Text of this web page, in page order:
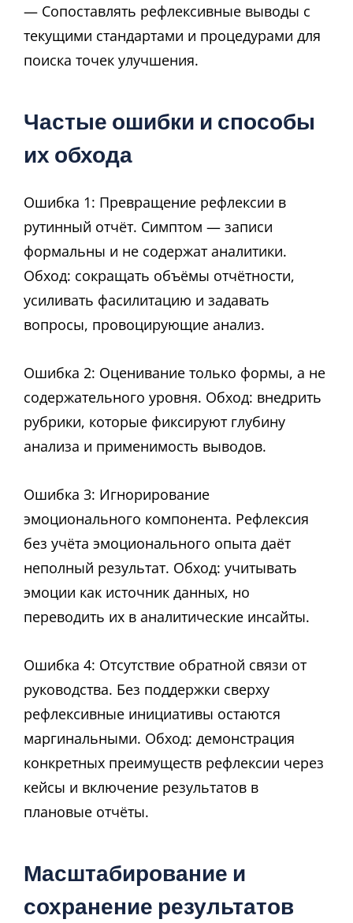
— Сопоставлять рефлексивные выводы с
текущими стандартами и процедурами для
поиска точек улучшения.
Частые ошибки и способы
их обхода
Ошибка 1: Превращение рефлексии в
рутинный отчёт. Симптом — записи
формальны и не содержат аналитики.
Обход: сокращать объёмы отчётности,
усиливать фасилитацию и задавать
вопросы, провоцирующие анализ.
Ошибка 2: Оценивание только формы, а не
содержательного уровня. Обход: внедрить
рубрики, которые фиксируют глубину
анализа и применимость выводов.
Ошибка 3: Игнорирование
эмоционального компонента. Рефлексия
без учёта эмоционального опыта даёт
неполный результат. Обход: учитывать
эмоции как источник данных, но
переводить их в аналитические инсайты.
Ошибка 4: Отсутствие обратной связи от
руководства. Без поддержки сверху
рефлексивные инициативы остаются
маргинальными. Обход: демонстрация
конкретных преимуществ рефлексии через
кейсы и включение результатов в
плановые отчёты.
Масштабирование и
сохранение результатов